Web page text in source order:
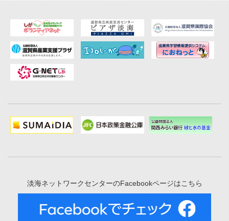
淡海ネットワークセンターのFacebookページはこちら